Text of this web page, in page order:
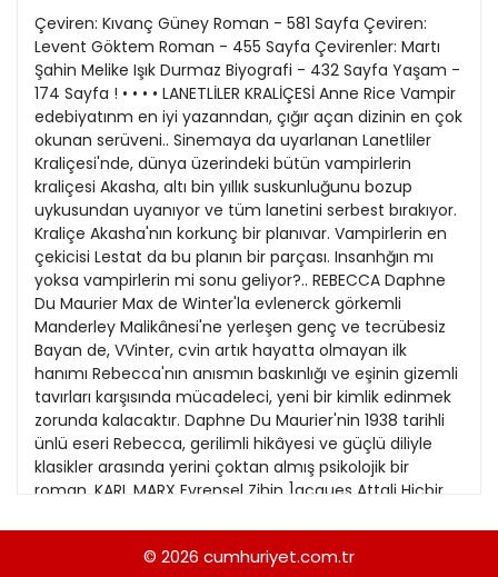
Evleniyoruz
Güney Dogu
Kitap Eki
Özel Ekler
Özel Okullar
Sevgililer Günü
Siyaset Eki
Sürdürülebilir yaşam
Turizm Eki
Yerel Yönetimler
1991
1990
1989
1988
1987
1986
1985
1984
1983
1982
1981
1980
19
20
21
22
23
24
25
26
27
28
29
30
11
12
13
14
15
16
17
18
19
20
21
22
23
Çeviren: Kıvanç Güney Roman - 581 Sayfa Çeviren:
Levent Göktem Roman - 455 Sayfa Çevirenler: Martı
Şahin Melike Işık Durmaz Biyografi - 432 Sayfa Yaşam -
174 Sayfa ! • • • • LANETLİLER KRALİÇESİ Anne Rice Vampir
edebiyatınm en iyi yazanndan, çığır açan dizinin en çok
okunan serüveni.. Sinemaya da uyarlanan Lanetliler
Kraliçesi'nde, dünya üzerindeki bütün vampirlerin
kraliçesi Akasha, altı bin yıllık suskunluğunu bozup
uykusundan uyanıyor ve tüm lanetini serbest bırakıyor.
Kraliçe Akasha'nın korkunç bir planıvar. Vampirlerin en
çekicisi Lestat da bu planın bir parçası. Insanhğın mı
yoksa vampirlerin mi sonu geliyor?.. REBECCA Daphne
Du Maurier Max de Winter'la evlenerck görkemli
Manderley Malikânesi'ne yerleşen genç ve tecrübesiz
Bayan de, VVinter, cvin artık hayatta olmayan ilk
hanımı Rebecca'nın anısmın baskınlığı ve eşinin gizemli
tavırları karşısında mücadeleci, yeni bir kimlik edinmek
zorunda kalacaktır. Daphne Du Maurier'nin 1938 tarihli
ünlü eseri Rebecca, gerilimli hikâyesi ve güçlü diliyle
klasikler arasında yerini çoktan almış psikolojik bir
roman. KARL MARX Evrensel Zihin ]acques Attali Hiçbir
devrimciye ondan daha fazla umut bağlanmadı. Hiçbir
ideolojiye onunki kadar şerh düşülmedi. 20. yüzyıl
© 2026 cumhuriyet.com.tr